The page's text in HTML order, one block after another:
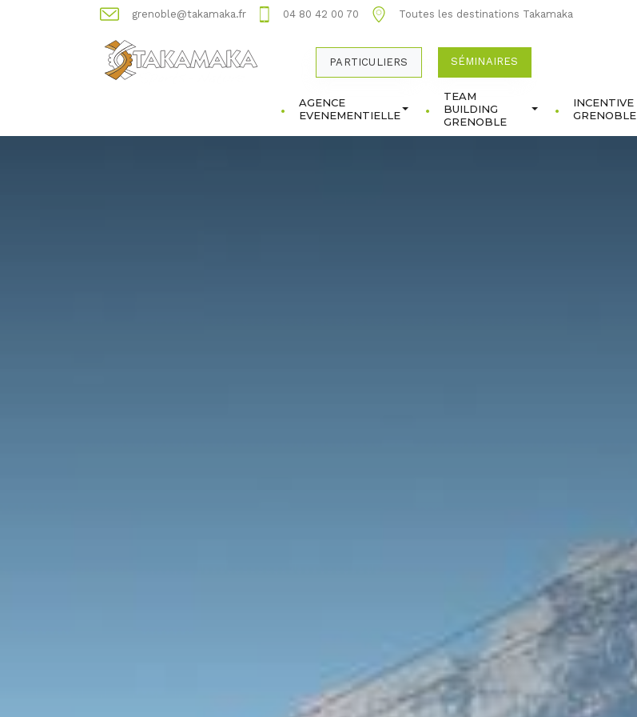
grenoble@takamaka.fr 04 80 42 00 70 Toutes les destinations Takamaka
PARTICULIERS SÉMINAIRES
AGENCE
EVENEMENTIELLE
TEAM
BUILDING
GRENOBLE
INCENTIVE
GRENOBLE